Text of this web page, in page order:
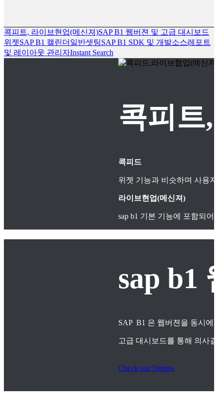
콕피트, 라이브현업(메신져)SAP B1 웹버젼 및 고급 대시보드
위젯SAP B1 캘린더 일반셋팅SAP B1 SDK 및 개발소스레포트
및 레이아웃 관리자Instant Search
콕피트
콕피드
위젯 기능과 비슷하며 사용
라이브현업(메신져)
sap b1 기본 기능에 포함되
sap b1
SAP B1 은 웹버젼을 동시에
고급 대시보드를 통해 의사
Check our Demos